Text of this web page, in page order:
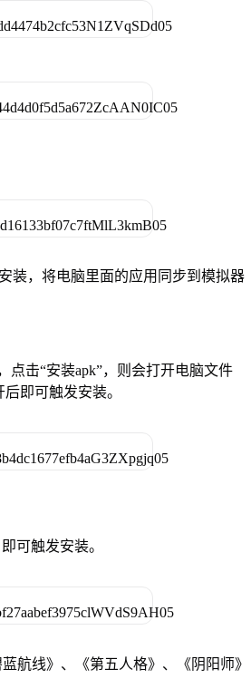
装，将电脑里面的应用同步到模拟器
点击“安装apk”，则会打开电脑文件
即可触发安装。
可触发安装。
航线》、《第五人格》、《阴阳师》